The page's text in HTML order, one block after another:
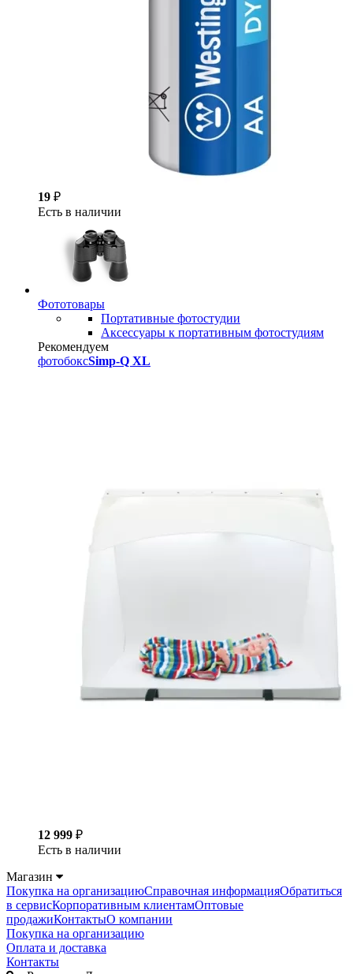
19 ₽
Есть в наличии
Фототовары
Портативные фотостудии
Аксессуары к портативным фотостудиям
Рекомендуем
фотобоксSimp-Q XL
12 999 ₽
Есть в наличии
Магазин
Покупка на организациюСправочная информацияОбратиться
в сервисКорпоративным клиентамОптовые
продажиКонтактыО компании
Покупка на организацию
Оплата и доставка
Контакты